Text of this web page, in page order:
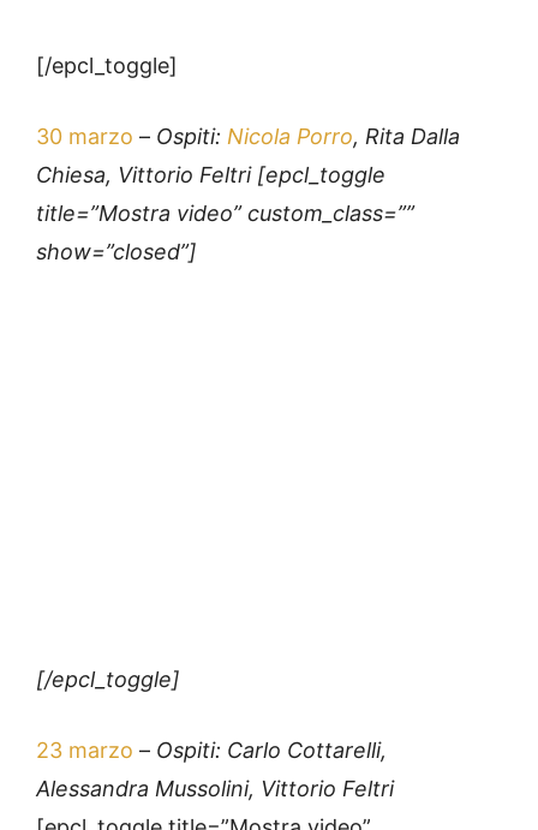
[/epcl_toggle]
30 marzo – Ospiti: Nicola Porro, Rita Dalla
Chiesa, Vittorio Feltri [epcl_toggle
title=”Mostra video” custom_class=””
show=”closed”]
[/epcl_toggle]
23 marzo – Ospiti: Carlo Cottarelli,
Alessandra Mussolini, Vittorio Feltri